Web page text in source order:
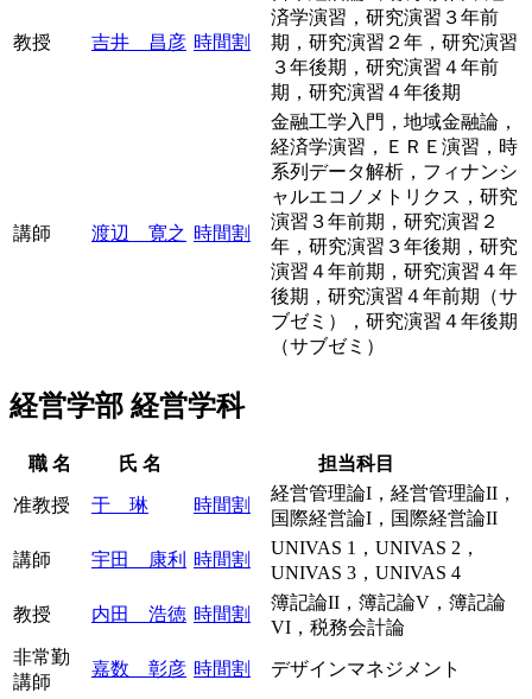
教授 吉井 昌彦 時間割
済学演習，研究演習３年前
期，研究演習２年，研究演習
３年後期，研究演習４年前
期，研究演習４年後期
講師 渡辺 寛之 時間割
金融工学入門，地域金融論，
経済学演習，ＥＲＥ演習，時
系列データ解析，フィナンシ
ャルエコノメトリクス，研究
演習３年前期，研究演習２
年，研究演習３年後期，研究
演習４年前期，研究演習４年
後期，研究演習４年前期（サ
ブゼミ），研究演習４年後期
（サブゼミ）
経営学部 経営学科
職 名 氏 名 担当科目
准教授 于 琳 時間割
経営管理論I，経営管理論II，
国際経営論I，国際経営論II
講師 宇田 康利 時間割
UNIVAS 1，UNIVAS 2，
UNIVAS 3，UNIVAS 4
教授 内田 浩徳 時間割
簿記論II，簿記論V，簿記論
VI，税務会計論
非常勤
講師
嘉数 彰彦 時間割 デザインマネジメント